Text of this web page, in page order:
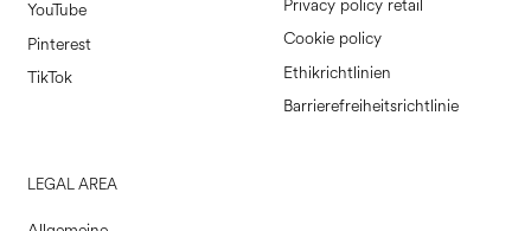
YouTube
Pinterest
TikTok
Privacy policy retail
Cookie policy
Ethikrichtlinien
Barrierefreiheitsrichtlinie
LEGAL AREA